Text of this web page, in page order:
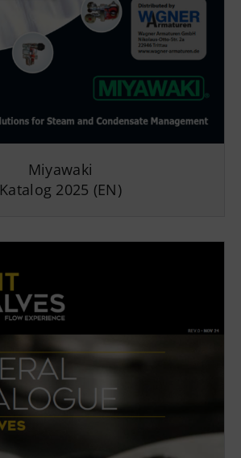
Miyawaki
Katalog 2025 (EN)